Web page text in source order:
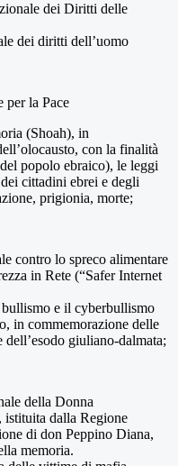
dei Diritti delle
dei diritti dell’uomo
per la Pace
(Shoah), in
con la finalità
popolo ebraico), le leggi
cittadini ebrei e degli
prigionia, morte;
contro lo spreco alimentare
in Rete (“Safer Internet
e il cyberbullismo
in commemorazione delle
giuliano-dalmata;
della Donna
istituita dalla Regione
di don Peppino Diana,
memoria.